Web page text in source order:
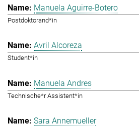
Manuela Aguirre-Botero
Postdoktorand*in
Avril Alcoreza
Student*in
Manuela Andres
Technische*r Assistent*in
Sara Annemueller